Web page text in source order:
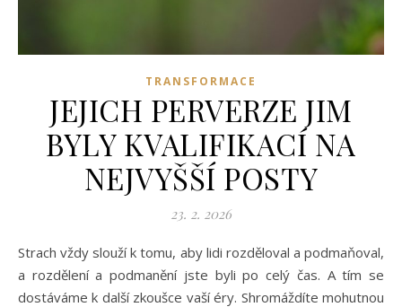
TRANSFORMACE
JEJICH PERVERZE JIM
BYLY KVALIFIKACÍ NA
NEJVYŠŠÍ POSTY
23. 2. 2026
Strach vždy slouží k tomu, aby lidi rozděloval a podmaňoval,
a rozdělení a podmanění jste byli po celý čas. A tím se
dostáváme k další zkoušce vaší éry. Shromáždíte mohutnou